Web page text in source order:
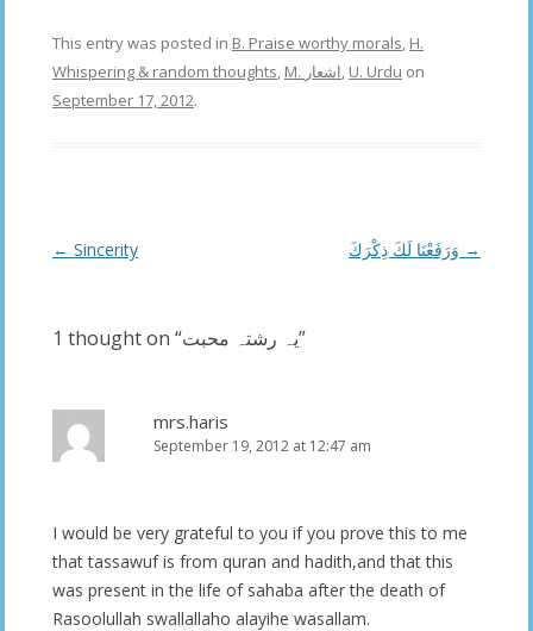
This entry was posted in B. Praise worthy morals, H.
Whispering & random thoughts, M. اشعار, U. Urdu on
September 17, 2012.
Post
← Sincerity →
1 thought on “یہ رشتہ محبت”
mrs.haris
September 19, 2012 at 12:47 am
I would be very grateful to you if you prove this to me
that tassawuf is from quran and hadith,and that this
was present in the life of sahaba after the death of
Rasoolullah swallallaho alayihe wasallam.